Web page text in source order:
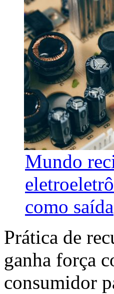
Mundo
como saída
Prática de
ganha força
consumidor